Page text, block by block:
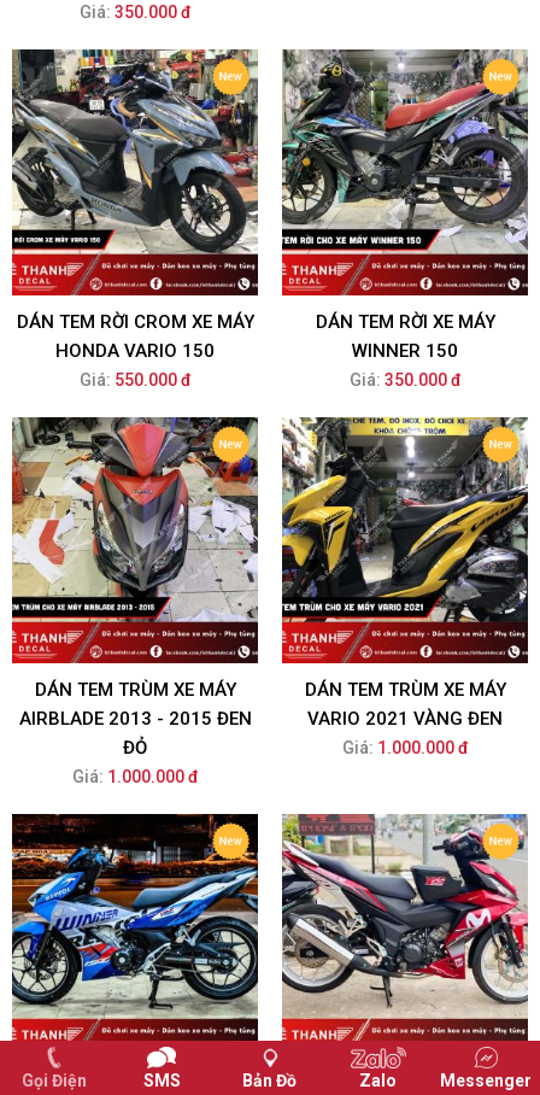
Giá: 350.000 đ
DÁN TEM RỜI CROM XE MÁY
HONDA VARIO 150
Giá: 550.000 đ
DÁN TEM RỜI XE MÁY
WINNER 150
Giá: 350.000 đ
DÁN TEM TRÙM XE MÁY
AIRBLADE 2013 - 2015 ĐEN
ĐỎ
Giá: 1.000.000 đ
DÁN TEM TRÙM XE MÁY
VARIO 2021 VÀNG ĐEN
Giá: 1.000.000 đ
DÁN TEM TRÙM CHO XE MÁY DÁN DECAL HỌA TIẾT CHO
Gọi Điện SMS Bản Đồ Zalo Messenger